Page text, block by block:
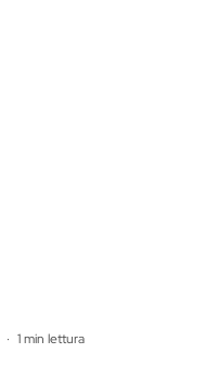
· 1 min lettura